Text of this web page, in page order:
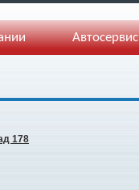
Автосервис
178